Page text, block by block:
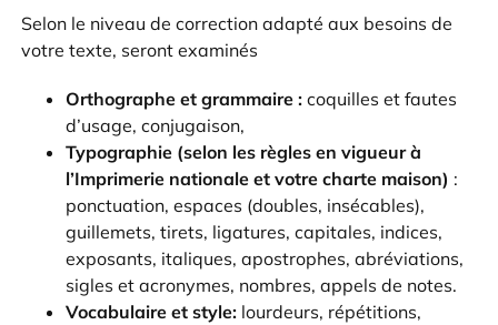
Selon le niveau de correction adapté aux besoins de
votre texte, seront examinés
Orthographe et grammaire :coquilles et fautes
d’usage, conjugaison,
Typographie (selon les règles en vigueur à
l’Imprimerie nationale et votre charte maison) :
ponctuation, espaces (doubles, insécables),
guillemets, tirets, ligatures, capitales, indices,
exposants, italiques, apostrophes, abréviations,
sigles et acronymes, nombres, appels de notes.
Vocabulaire et style:lourdeurs, répétitions,